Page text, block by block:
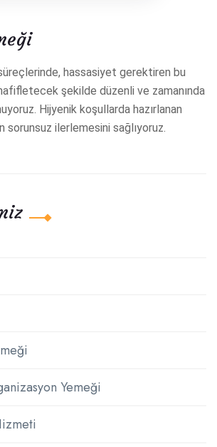
hassasiyet gerektiren bu
şekilde düzenli ve zamanında
Hijyenik koşullarda hazırlanan
sorunsuz ilerlemesini sağlıyoruz.
Yemeği